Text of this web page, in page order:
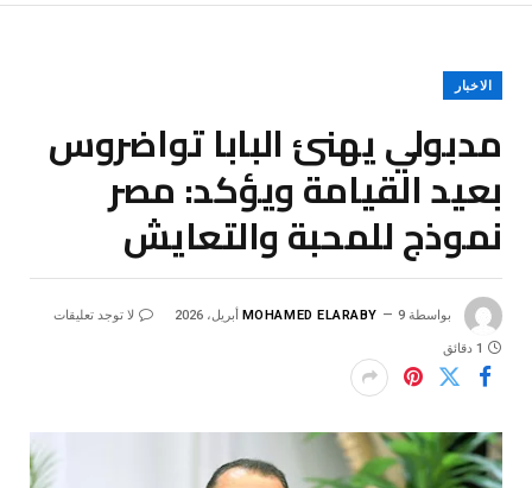
الاخبار
مدبولي يهنئ البابا تواضروس
بعيد القيامة ويؤكد: مصر
نموذج للمحبة والتعايش
بواسطة MOHAMED ELARABY 9 أبريل، 2026 لا توجد تعليقات
1 دقائق